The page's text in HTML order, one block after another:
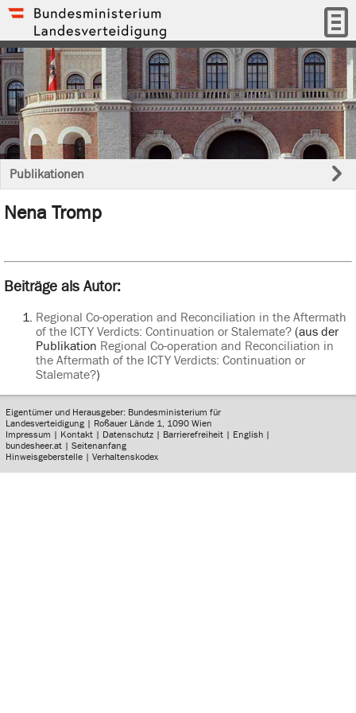
Publikationen
Nena Tromp
Beiträge als Autor:
Regional Co-operation and Reconciliation in the Aftermath
of the ICTY Verdicts: Continuation or Stalemate?(aus der
Publikation Regional Co-operation and Reconciliation in
the Aftermath of the ICTY Verdicts: Continuation or
Stalemate?)
Eigentümer und Herausgeber: Bundesministerium für
Landesverteidigung | Roßauer Lände 1, 1090 Wien
Impressum | Kontakt | Datenschutz | Barrierefreiheit | English |
bundesheer.at |Seitenanfang
Hinweisgeberstelle |Verhaltenskodex